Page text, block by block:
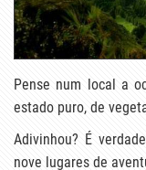
Pense num local a
estado puro, de
Adivinhou? É
nove lugares de